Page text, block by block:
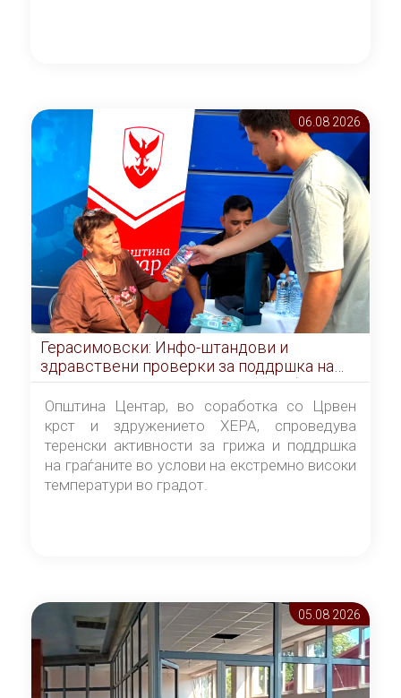
06.08 2026
Герасимовски: Инфо-штандови и
здравствени проверки за поддршка на
граѓаните во услови на топлотен бран
Општина Центар, во соработка со Црвен
крст и здружението ХЕРА, спроведува
теренски активности за грижа и поддршка
на граѓаните во услови на екстремно високи
температури во градот.
05.08 2026